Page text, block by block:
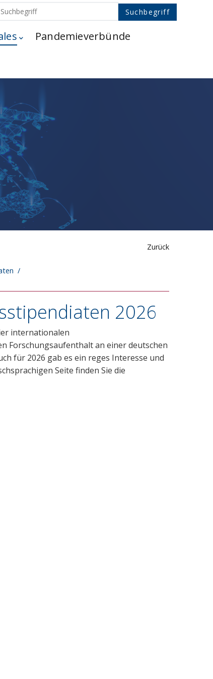
Pandemieverbünde
Zurück
2026
internationalen
Forschungsaufenthalt an einer deutschen
für 2026 gab es ein reges Interesse und
Seite finden Sie die